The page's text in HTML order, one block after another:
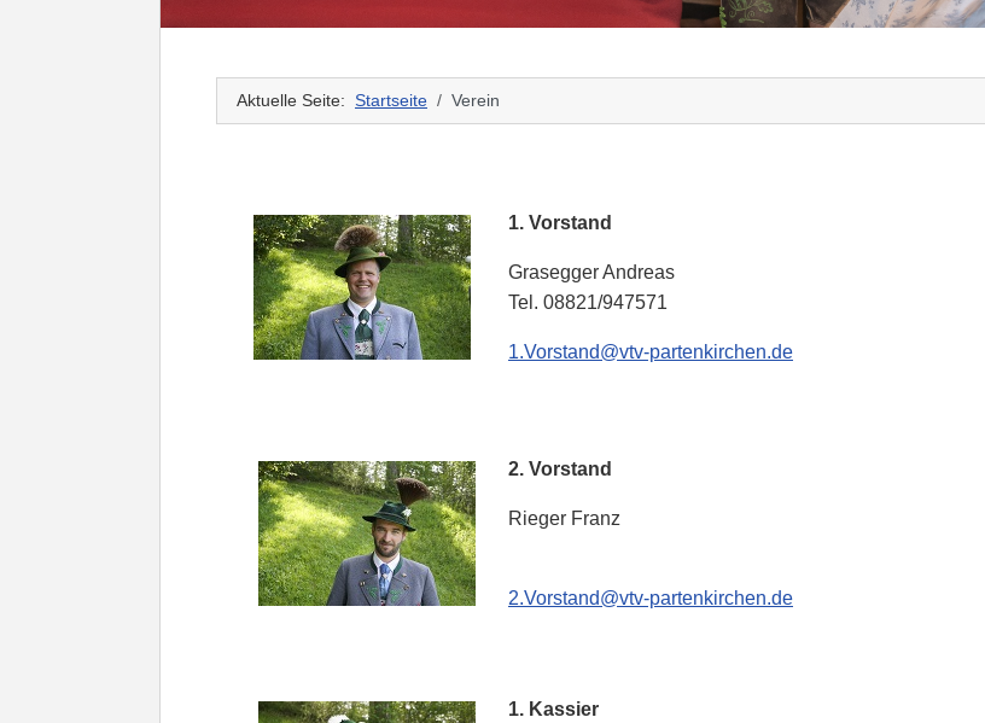
Aktuelle Seite: Startseite Verein
1. Vorstand
Grasegger Andreas
Tel. 08821/947571
1.Vorstand@vtv-partenkirchen.de
2. Vorstand
Rieger Franz
2.Vorstand@vtv-partenkirchen.de
1. Kassier